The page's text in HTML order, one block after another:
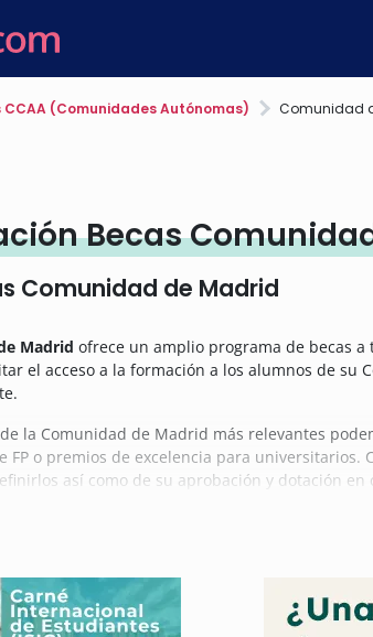
CCAA (Comunidades Autónomas) Comunidad
Becas
Comunidad de Madrid
Madrid ofrece un amplio programa de becas
el acceso a la formación a los alumnos de su
la Comunidad de Madrid más relevantes
FP o premios de excelencia para
así como de su aprobación y dotación en
toda la información sobre las becas